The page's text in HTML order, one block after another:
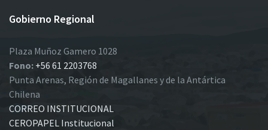
Gobierno Regional
Plaza Muñoz Gamero 1028
Fono: +56 61 2203768
Punta Arenas, Región de Magallanes y de la Antártica
Chilena
CORREO INSTITUCIONAL
CEROPAPEL Institucional